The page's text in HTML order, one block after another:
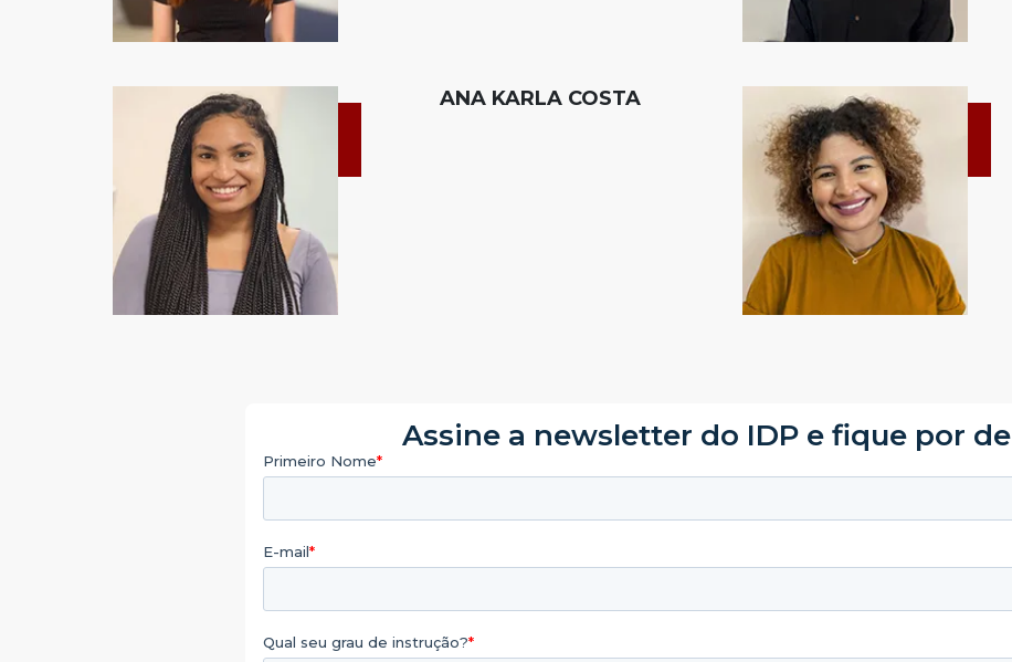
ANA KARLA COSTA​
Assine a newsletter do IDP e fique por